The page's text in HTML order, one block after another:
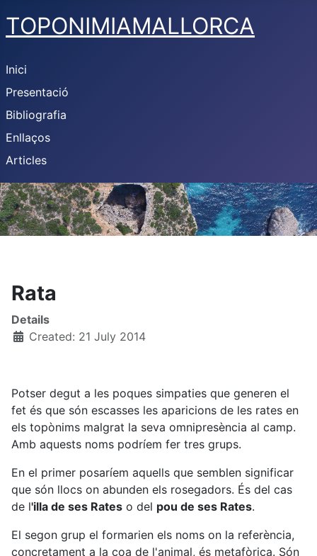
TOPONIMIAMALLORCA
Inici
Presentació
Bibliografia
Enllaços
Articles
Rata
Details
Created: 21 July 2014
Potser degut a les poques simpaties que generen el
fet és que són escasses les aparicions de les rates en
els topònims malgrat la seva omnipresència al camp.
Amb aquests noms podríem fer tres grups.
En el primer posaríem aquells que semblen significar
que són llocs on abunden els rosegadors. És del cas
de l'illa de ses Rates o del pou de ses Rates.
El segon grup el formarien els noms on la referència,
concretament a la coa de l'animal, és metafòrica. Són